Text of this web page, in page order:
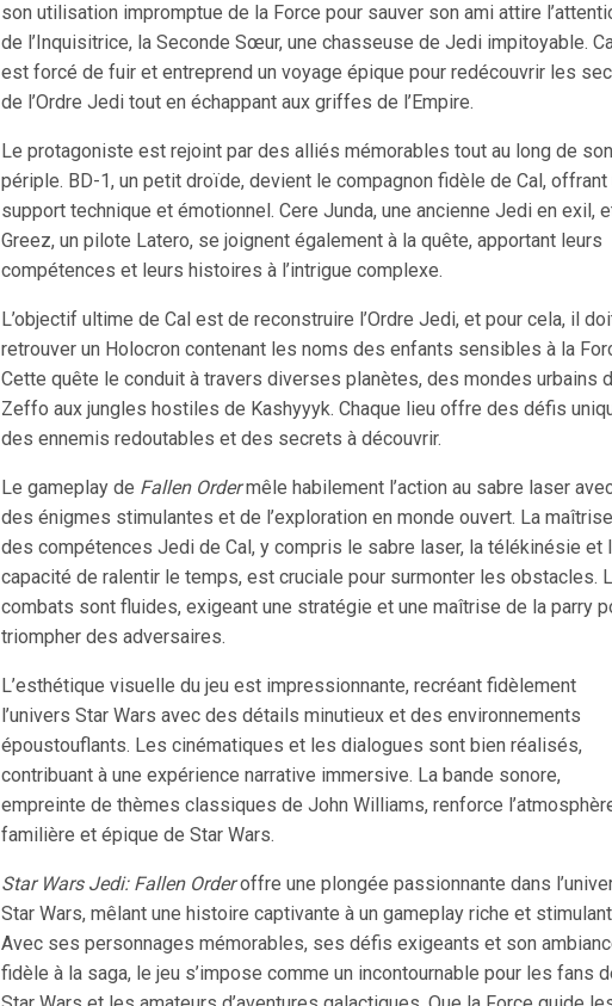
son utilisation impromptue de la Force pour sauver son ami attire
de l’Inquisitrice, la Seconde Sœur, une chasseuse de Jedi impitoyable.
est forcé de fuir et entreprend un voyage épique pour redécouvrir les
de l’Ordre Jedi tout en échappant aux griffes de l’Empire.
Le protagoniste est rejoint par des alliés mémorables tout au long de son
périple. BD-1, un petit droïde, devient le compagnon fidèle de Cal, offrant
support technique et émotionnel. Cere Junda, une ancienne Jedi en exil,
Greez, un pilote Latero, se joignent également à la quête, apportant leurs
compétences et leurs histoires à l’intrigue complexe.
L’objectif ultime de Cal est de reconstruire l’Ordre Jedi, et pour cela, il
retrouver un Holocron contenant les noms des enfants sensibles à la
Cette quête le conduit à travers diverses planètes, des mondes urbains
Zeffo aux jungles hostiles de Kashyyyk. Chaque lieu offre des défis
des ennemis redoutables et des secrets à découvrir.
Le gameplay de Fallen Ordermêle habilement l’action au sabre laser
des énigmes stimulantes et de l’exploration en monde ouvert. La maîtrise
des compétences Jedi de Cal, y compris le sabre laser, la télékinésie et
capacité de ralentir le temps, est cruciale pour surmonter les obstacles.
combats sont fluides, exigeant une stratégie et une maîtrise de la parry
triompher des adversaires.
L’esthétique visuelle du jeu est impressionnante, recréant fidèlement
l’univers Star Wars avec des détails minutieux et des environnements
époustouflants. Les cinématiques et les dialogues sont bien réalisés,
contribuant à une expérience narrative immersive. La bande sonore,
empreinte de thèmes classiques de John Williams, renforce
familière et épique de Star Wars.
Star Wars Jedi: Fallen Orderoffre une plongée passionnante dans
Star Wars, mêlant une histoire captivante à un gameplay riche et
Avec ses personnages mémorables, ses défis exigeants et son
fidèle à la saga, le jeu s’impose comme un incontournable pour les fans